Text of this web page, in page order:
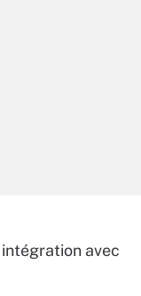
intégration avec